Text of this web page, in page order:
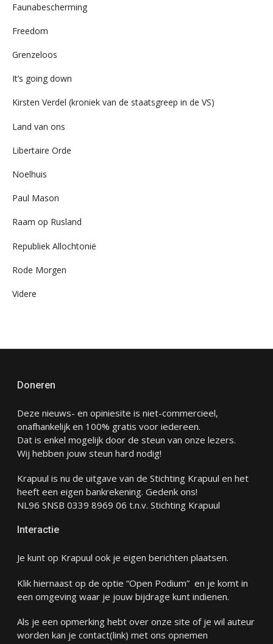
Faunabescherming
Freedom
Grenzeloos
It’s going down
Kirsten Verdel (kroniek van de staatsgreep in de VS)
Land van ons
Libertaire Orde
Noelhuis
Paul Mason
Raam op Rusland
Republiek Allochtonië
Rode Morgen
Videre
Doneren
Deze nieuws- en opiniesite is niet-commercieel,
onafhankelijk en 100% gratis voor iedereen.
Dat is enkel mogelijk door de steun van onze lezers.
Wij hebben jouw steun hard nodig!
Krapuul is nu de uitgave van de Stichting Krapuul en het
heeft een eigen bankrekening. Gedenk ons!
NL96 SNSB 0339 8969 06 t.n.v. Stichting Krapuul
Interactie
Je kunt op Krapuul ook je eigen berichten plaatsen.
Klik hiernaast op de optie “Open Podium” en je komt in
een omgeving waar je jouw bijdrage kunt indienen.
Als je een opmerking hebt over onze site of je wil auteur
worden kan je contact(link) met ons opnemen